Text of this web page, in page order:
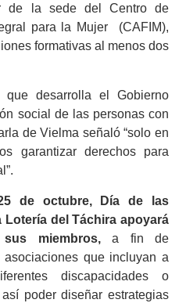
de la sede del Centro de
para la Mujer (CAFIM),
formativas al menos dos
desarrolla el Gobierno
social de las personas con
de Vielma señaló “solo en
garantizar derechos para
de octubre, Día de las
Lotería del Táchira apoyará
miembros,a fin de
que incluyan a
discapacidades o
poder diseñar estrategias